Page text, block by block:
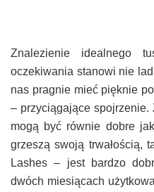
Znalezienie idealnego
oczekiwania stanowi nie
nas pragnie mieć pięknie
– przyciągające
mogą być równie dobre
grzeszą swoją trwałością,
Lashes – jest bardzo
dwóch miesiącach